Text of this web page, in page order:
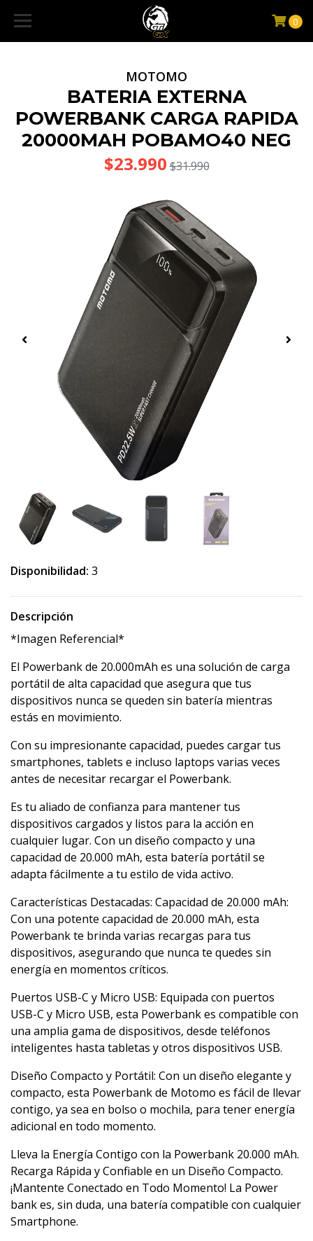
0
MOTOMO
BATERIA EXTERNA
POWERBANK CARGA RAPIDA
20000MAH POBAMO40 NEG
$23.990 $31.990
Disponibilidad: 3
Descripción
*Imagen Referencial*
El Powerbank de 20.000mAh es una solución de carga
portátil de alta capacidad que asegura que tus
dispositivos nunca se queden sin batería mientras
estás en movimiento.
Con su impresionante capacidad, puedes cargar tus
smartphones, tablets e incluso laptops varias veces
antes de necesitar recargar el Powerbank.
Es tu aliado de confianza para mantener tus
dispositivos cargados y listos para la acción en
cualquier lugar. Con un diseño compacto y una
capacidad de 20.000 mAh, esta batería portátil se
adapta fácilmente a tu estilo de vida activo.
Características Destacadas: Capacidad de 20.000 mAh:
Con una potente capacidad de 20.000 mAh, esta
Powerbank te brinda varias recargas para tus
dispositivos, asegurando que nunca te quedes sin
energía en momentos críticos.
Puertos USB-C y Micro USB: Equipada con puertos
USB-C y Micro USB, esta Powerbank es compatible con
una amplia gama de dispositivos, desde teléfonos
inteligentes hasta tabletas y otros dispositivos USB.
Diseño Compacto y Portátil: Con un diseño elegante y
compacto, esta Powerbank de Motomo es fácil de llevar
contigo, ya sea en bolso o mochila, para tener energía
adicional en todo momento.
Lleva la Energía Contigo con la Powerbank 20.000 mAh.
Recarga Rápida y Confiable en un Diseño Compacto.
¡Mantente Conectado en Todo Momento! La Power
bank es, sin duda, una batería compatible con cualquier
Smartphone.